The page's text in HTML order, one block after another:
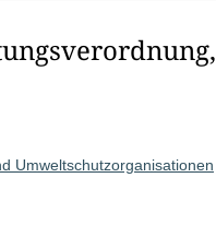
Umweltschutzorganisationen